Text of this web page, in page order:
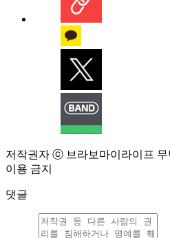
저작권자 ⓒ 브라보마이라이프
이용 금지
댓글